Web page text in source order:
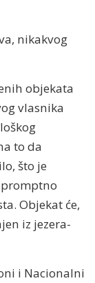
nikakvog
objekata
vlasnika
to da
što je
Objekat će,
iz jezera-
i Nacionalni